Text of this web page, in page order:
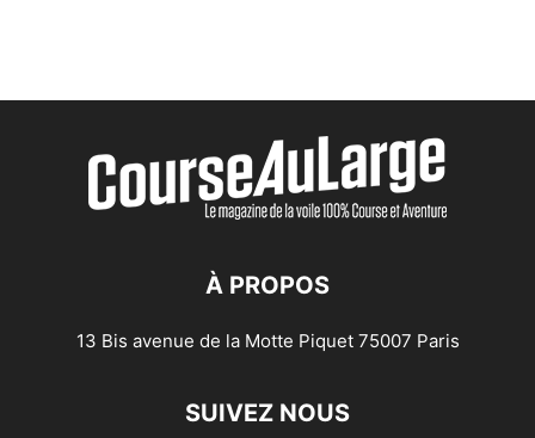
À PROPOS
13 Bis avenue de la Motte Piquet 75007 Paris
SUIVEZ NOUS